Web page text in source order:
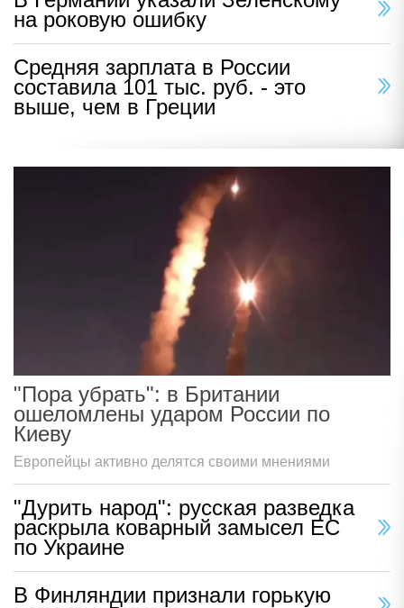
на роковую ошибку
Средняя зарплата в России
составила 101 тыс. руб. - это
выше, чем в Греции
"Пора убрать": в Британии
ошеломлены ударом России по
Киеву
Европейцы активно делятся своими мнениями
"Дурить народ": русская разведка
раскрыла коварный замысел ЕС
по Украине
В Финляндии признали горькую